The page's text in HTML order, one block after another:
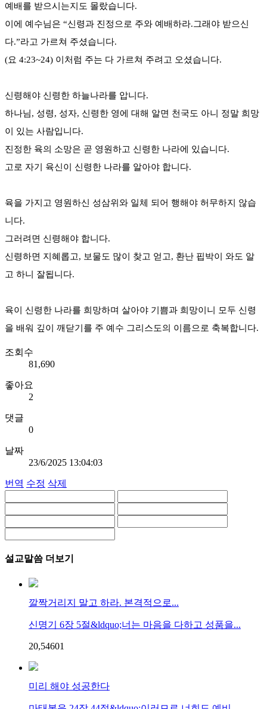
예배를 받으시는지도 몰랐습니다.
이에 예수님은 “신령과 진정으로 주와 예배하라.그래야 받으신
다.”라고 가르쳐 주셨습니다.
(요 4:23~24) 이처럼 주는 다 가르쳐 주려고 오셨습니다.
신령해야 신령한 하늘나라를 압니다.
하나님, 성령, 성자, 신령한 영에 대해 알면 천국도 아니 정말 희망
이 있는 사람입니다.
진정한 육의 소망은 곧 영원하고 신령한 나라에 있습니다.
고로 자기 육신이 신령한 나라를 알아야 합니다.
육을 가지고 영원하신 성삼위와 일체 되어 행해야 허무하지 않습
니다.
그러려면 신령해야 합니다.
신령하면 지혜롭고, 보물도 많이 찾고 얻고, 환난 핍박이 와도 알
고 하니 잘됩니다.
육이 신령한 나라를 희망하며 살아야 기쁨과 희망이니 모두 신령
을 배워 깊이 깨닫기를 주 예수 그리스도의 이름으로 축복합니다.
조회수
81,690
좋아요
2
댓글
0
날짜
23/6/2025 13:04:03
번역 수정 삭제
설교말씀 더보기
깔짝거리지 말고 하라. 본격적으로...
신명기 6장 5절&ldquo;너는 마음을 다하고 성품을...
20,54601
미리 해야 성공한다